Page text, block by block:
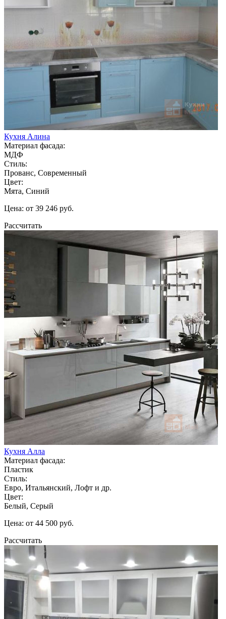
Кухня Алина
Материал фасада:
МДФ
Стиль:
Прованс, Современный
Цвет:
Мята, Синий
Цена: от 39 246 руб.
Рассчитать
Кухня Алла
Материал фасада:
Пластик
Стиль:
Евро, Итальянский, Лофт и др.
Цвет:
Белый, Серый
Цена: от 44 500 руб.
Рассчитать